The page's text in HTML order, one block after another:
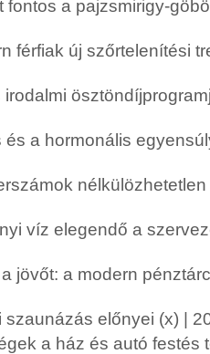
fontos a pajzsmirigy-
férfiak új szőrtelenítési
irodalmi
és a hormonális
víz elegendő a
jövőt: a modern
szaunázás előnyei (x) |
a ház és autó festés